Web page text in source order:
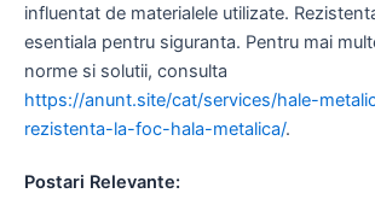
influentat de materialele utilizate.
esentiala pentru siguranta. Pentru mai
norme si solutii, consulta
https://anunt.site/cat/services/hale-
rezistenta-la-foc-hala-metalica/.
Postari Relevante: